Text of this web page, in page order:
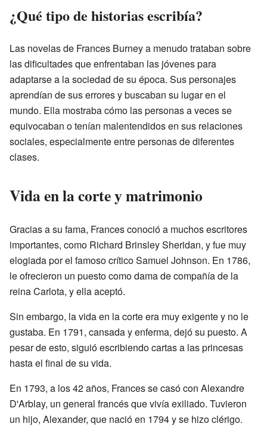
¿Qué tipo de historias escribía?
Las novelas de Frances Burney a menudo trataban sobre
las dificultades que enfrentaban las jóvenes para
adaptarse a la sociedad de su época. Sus personajes
aprendían de sus errores y buscaban su lugar en el
mundo. Ella mostraba cómo las personas a veces se
equivocaban o tenían malentendidos en sus relaciones
sociales, especialmente entre personas de diferentes
clases.
Vida en la corte y matrimonio
Gracias a su fama, Frances conoció a muchos escritores
importantes, como Richard Brinsley Sheridan, y fue muy
elogiada por el famoso crítico Samuel Johnson. En 1786,
le ofrecieron un puesto como dama de compañía de la
reina Carlota, y ella aceptó.
Sin embargo, la vida en la corte era muy exigente y no le
gustaba. En 1791, cansada y enferma, dejó su puesto. A
pesar de esto, siguió escribiendo cartas a las princesas
hasta el final de su vida.
En 1793, a los 42 años, Frances se casó con Alexandre
D'Arblay, un general francés que vivía exiliado. Tuvieron
un hijo, Alexander, que nació en 1794 y se hizo clérigo.